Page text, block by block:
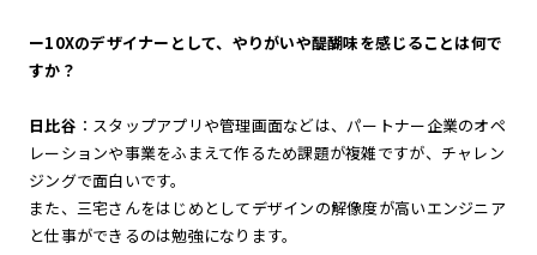
ー10Xのデザイナーとして、やりがいや醍醐味を感じることは何で
すか？
日比谷 ：スタップアプリや管理画面などは、パートナー企業のオペ
レーションや事業をふまえて作るため課題が複雑ですが、チャレン
ジングで面白いです。
また、三宅さんをはじめとしてデザインの解像度が高いエンジニア
と仕事ができるのは勉強になります。